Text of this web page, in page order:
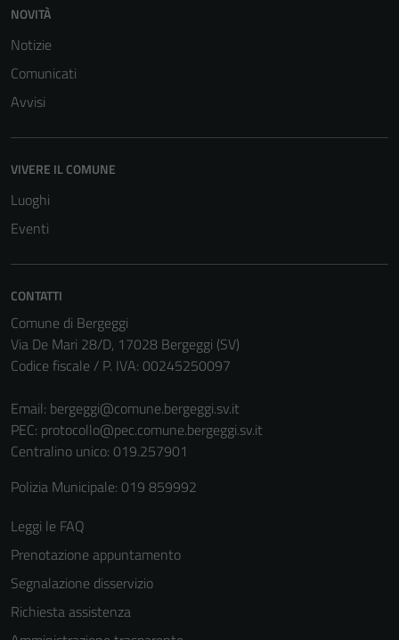
NOVITÀ
Notizie
Comunicati
Avvisi
VIVERE IL COMUNE
Luoghi
Eventi
CONTATTI
Comune di Bergeggi
Via De Mari 28/D, 17028 Bergeggi (SV)
Codice fiscale / P. IVA: 00245250097
Email: bergeggi@comune.bergeggi.sv.it
PEC: protocollo@pec.comune.bergeggi.sv.it
Centralino unico: 019.257901
Polizia Municipale: 019 859992
Leggi le FAQ
Prenotazione appuntamento
Segnalazione disservizio
Richiesta assistenza